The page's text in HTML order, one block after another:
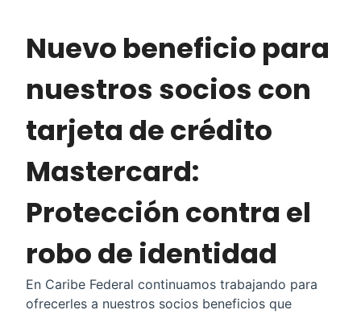
Nuevo beneficio para
nuestros socios con
tarjeta de crédito
Mastercard:
Protección contra el
robo de identidad
En Caribe Federal continuamos trabajando para
ofrecerles a nuestros socios beneficios que